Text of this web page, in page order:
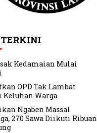
Kedamaian Mulai
OPD Tak Lambat
Keluhan Warga
Ngaben Massal
270 Sawa Diikuti Ribuan